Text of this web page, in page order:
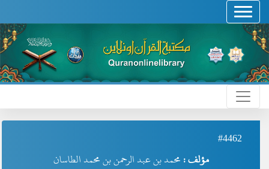
#4462
مؤلف : محمد بن عبد الرحمن بن محمد الطاسان